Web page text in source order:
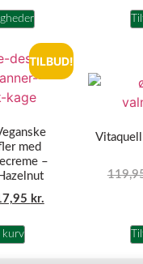
TILBUD!
med
–
kr.
kurv